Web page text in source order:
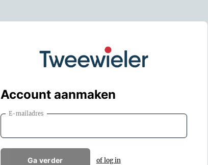
Account aanmaken
E-mailadres
Ga verder of log in